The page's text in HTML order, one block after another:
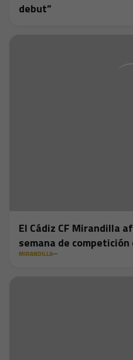
debut”
El Cádiz CF Mirandilla
semana de
MIRANDILLA